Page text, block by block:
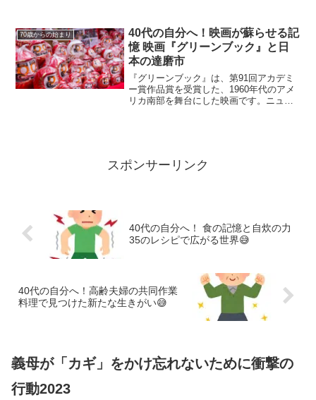
ける傾向がありますが、年々強くなって
きた感じです。よっぽど興...
70歳からの始まり
40代の自分へ！映画が蘇らせる記
憶 映画『グリーンブック』と日
本の達磨市
『グリーンブック』は、第91回アカデミ
ー賞作品賞を受賞した、1960年代のアメ
リカ南部を舞台にした映画です。ニュー
スポンサーリンク
40代の自分へ！ 食の記憶と自炊の力
35のレシピで広がる世界😅
40代の自分へ！高齢夫婦の共同作業
料理で見つけた新たな生きがい😅
義母が「カギ」をかけ忘れないために衝撃の
行動2023